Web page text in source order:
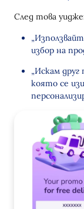
След това
избор на
„Искам
която се